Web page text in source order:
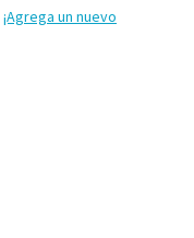
¡Agrega un nuevo